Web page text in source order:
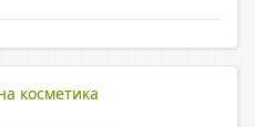
косметика